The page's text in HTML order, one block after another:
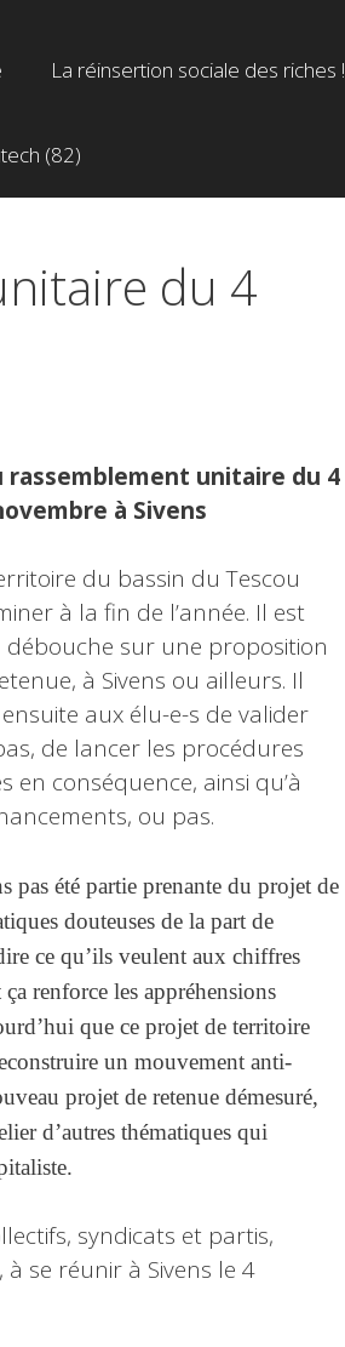
La réinsertion sociale des riches !
(82)
du 4
unitaire du 4
à Sivens
du bassin du Tescou
à la fin de l’année. Il est
débouche sur une proposition
à Sivens ou ailleurs. Il
aux élu-e-s de valider
de lancer les procédures
en conséquence, ainsi qu’à
ou pas.
pas été partie prenante du projet de
douteuses de la part de
ce qu’ils veulent aux chiffres
renforce les appréhensions
que ce projet de territoire
un mouvement anti-
projet de retenue démesuré,
d’autres thématiques qui
syndicats et partis,
se réunir à Sivens le 4